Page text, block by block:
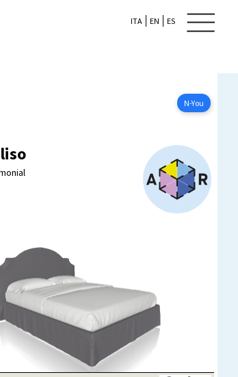
ITA EN ES
N-You